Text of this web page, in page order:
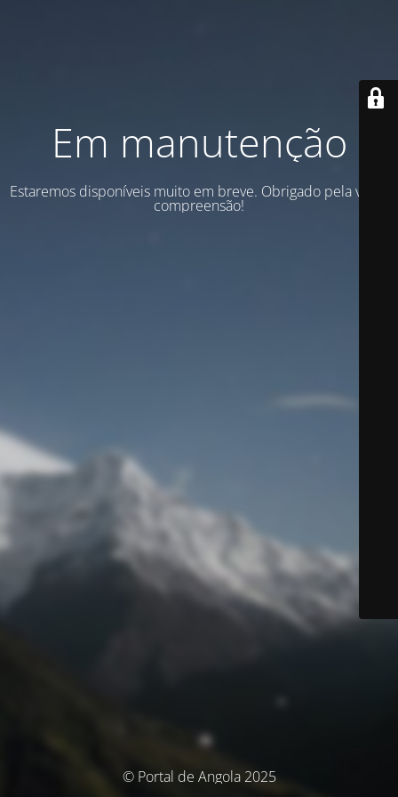
Em manutenção
Estaremos disponíveis muito em breve. Obrigado pela vossa
compreensão!
© Portal de Angola 2025